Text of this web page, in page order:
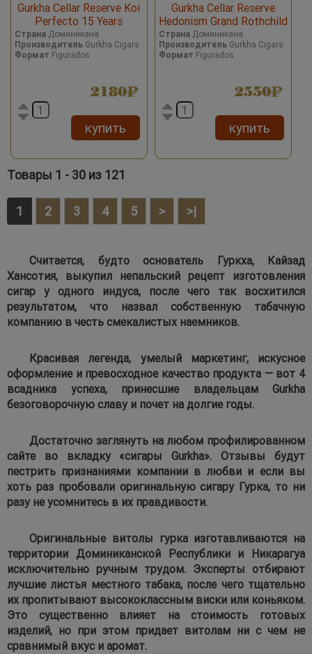
Gurkha Cellar Reserve Koi
Perfecto 15 Years
Страна Доминикана
Производитель Gurkha Cigars
Формат Figurados
2180
купить
Gurkha Cellar Reserve
Hedonism Grand Rothchild
15 years
СтранаДоминикана
ПроизводительGurkha Cigars
Формат Figurados
2550
купить
Товары 1 - 30 из 121
1 2 3 4 5 > >|
Считается, будто основатель Гуркха, Кайзад
Хансотия, выкупил непальский рецепт изготовления
сигар у одного индуса, после чего так восхитился
результатом, что назвал собственную табачную
компанию в честь смекалистых наемников.
Красивая легенда, умелый маркетинг, искусное
оформление и превосходное качество продукта — вот 4
всадника успеха, принесшие владельцам Gurkha
безоговорочную славу и почет на долгие годы.
Достаточно заглянуть на любом профилированном
сайте во вкладку «сигары Gurkha». Отзывы будут
пестрить признаниями компании в любви и если вы
хоть раз пробовали оригинальную сигару Гурка, то ни
разу не усомнитесь в их правдивости.
Оригинальные витолы гурка изготавливаются на
территории Доминиканской Республики и Никарагуа
исключительно ручным трудом. Эксперты отбирают
лучшие листья местного табака, после чего тщательно
их пропитывают высококлассным виски или коньяком.
Это существенно влияет на стоимость готовых
изделий, но при этом придает витолам ни с чем не
сравнимый вкус и аромат.